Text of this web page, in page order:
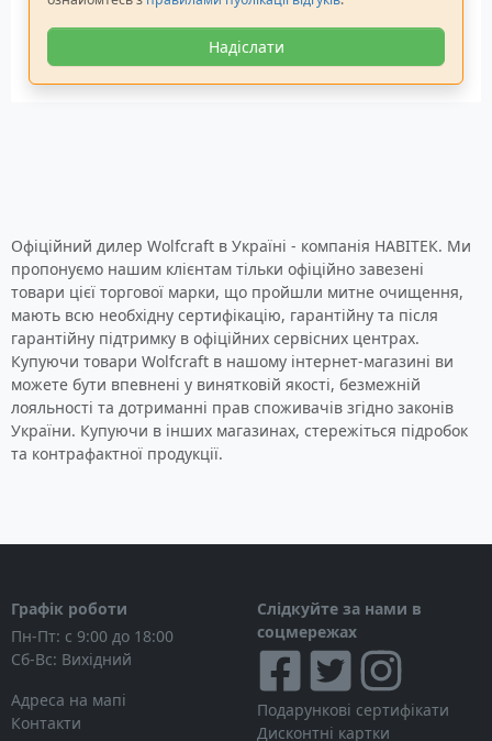
Надіслати
Офіційний дилер Wolfcraft в Україні - компанія НАВІТЕК. Ми
пропонуємо нашим клієнтам тільки офіційно завезені
товари цієї торгової марки, що пройшли митне очищення,
мають всю необхідну сертифікацію, гарантійну та після
гарантійну підтримку в офіційних сервісних центрах.
Купуючи товари Wolfcraft в нашому інтернет-магазині ви
можете бути впевнені у винятковій якості, безмежній
лояльності та дотриманні прав споживачів згідно законів
України. Купуючи в інших магазинах, стережіться підробок
та контрафактної продукції.
Графік роботи
Пн-Пт: с 9:00 до 18:00
Сб-Вс: Вихідний
Адреса на мапі
Контакти
Слідкуйте за нами в
соцмережах
Подарункові сертифікати
Дисконтні картки